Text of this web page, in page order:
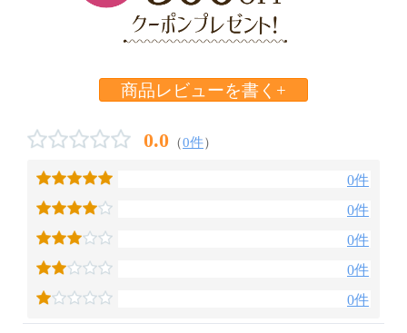
商品レビューを書く+
0.0 （0件）
0件
0件
0件
0件
0件